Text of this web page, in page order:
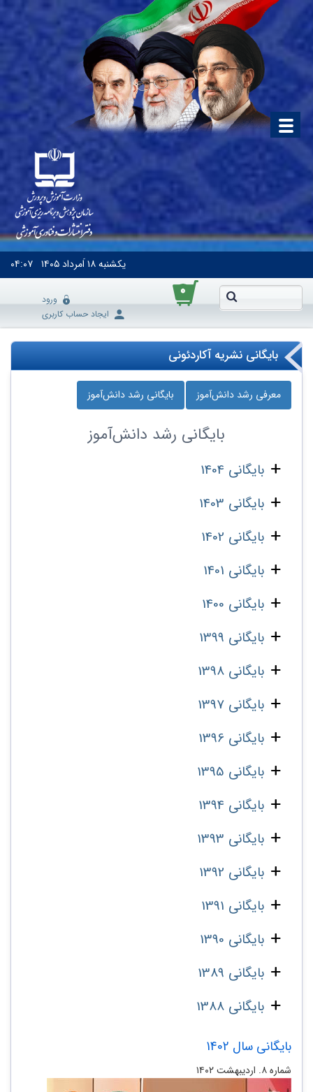
یکشنبه۱۸ اَمرداد ۱۴۰۵ ۰۴:۰۷
۰
ورود
ایجاد حساب کاربری
بایگانی نشریه آکاردئونی
معرفی رشد دانش‌آموز بایگانی رشد دانش‌آموز
بایگانی رشد دانش‌آموز
بایگانی 1404
بایگانی 1403
بایگانی 1402
بایگانی 1401
بایگانی 1400
بایگانی 1399
بایگانی 1398
بایگانی 1397
بایگانی 1396
بایگانی 1395
بایگانی 1394
بایگانی 1393
بایگانی 1392
بایگانی 1391
بایگانی 1390
بایگانی 1389
بایگانی 1388
بایگانی سال 1402
شماره ۸. اردیبهشت ۱۴۰۲